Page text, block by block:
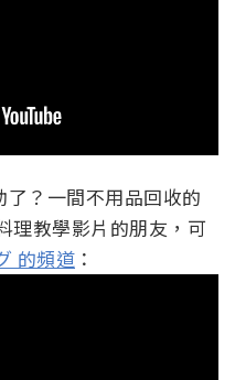
？一間不用品回收的
理教學影片的朋友，可
的頻道 ：